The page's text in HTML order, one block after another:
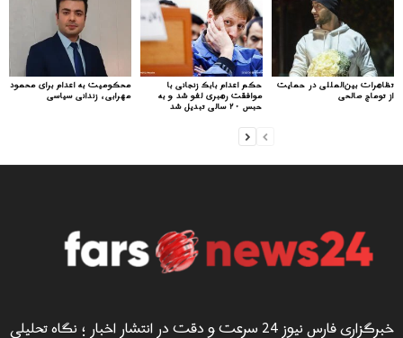
محکومیت به اعدام برای محمود
مهرابی، زندانی سیاسی
حکم اعدام بابک زنجانی با
موافقت رهبری لغو شد و به
حبس ۲۰ سالی تبدیل شد
تظاهرات بین‌المللی در حمایت
از توماج صالحی
خبرگزاری فارس نیوز 24 سرعت و دقت در انتشار اخبار ؛ نگاه تحلیلی